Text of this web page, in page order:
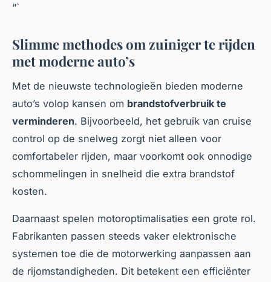
“`
Slimme methodes om zuiniger te rijden
met moderne auto’s
Met de nieuwste technologieën bieden moderne
auto’s volop kansen om brandstofverbruik te
verminderen. Bijvoorbeeld, het gebruik van cruise
control op de snelweg zorgt niet alleen voor
comfortabeler rijden, maar voorkomt ook onnodige
schommelingen in snelheid die extra brandstof
kosten.
Daarnaast spelen motoroptimalisaties een grote rol.
Fabrikanten passen steeds vaker elektronische
systemen toe die de motorwerking aanpassen aan
de rijomstandigheden. Dit betekent een efficiënter